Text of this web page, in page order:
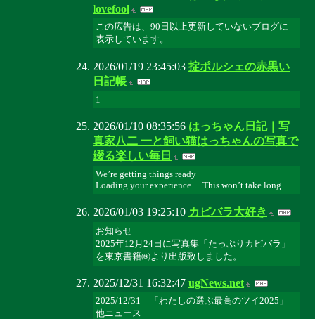
lovefool
この広告は、90日以上更新していないブログに
表示しています。
2026/01/19 23:45:03 掟ポルシェの赤黒い
日記帳
1
2026/01/10 08:35:56 はっちゃん日記｜写
真家八二 一と飼い猫はっちゃんの写真で
綴る楽しい毎日
We’re getting things ready
Loading your experience… This won’t take long.
2026/01/03 19:25:10 カピバラ大好き
お知らせ
2025年12月24日に写真集「たっぷりカピバラ」
を東京書籍㈱より出版致しました。
2025/12/31 16:32:47 ugNews.net
2025/12/31 – 「わたしの選ぶ最高のツイ2025」
他ニュース